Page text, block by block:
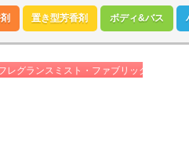
置き型芳香剤 ボディ&バス
レグランスミスト・ファブリックミスト